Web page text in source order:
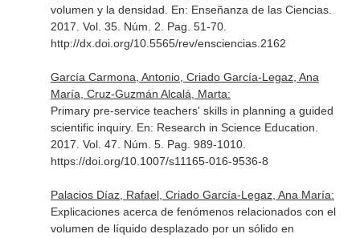
volumen y la densidad. En: Enseñanza de las Ciencias.
2017. Vol. 35. Núm. 2. Pag. 51-70.
http://dx.doi.org/10.5565/rev/ensciencias.2162
García Carmona, Antonio, Criado García-Legaz, Ana
María, Cruz-Guzmán Alcalá, Marta:
Primary pre-service teachers' skills in planning a guided
scientific inquiry. En: Research in Science Education
2017. Vol. 47. Núm. 5. Pag. 989-1010.
https://doi.org/10.1007/s11165-016-9536-8
Palacios Díaz, Rafael, Criado García-Legaz, Ana María:
Explicaciones acerca de fenómenos relacionados con el
volumen de líquido desplazado por un sólido en